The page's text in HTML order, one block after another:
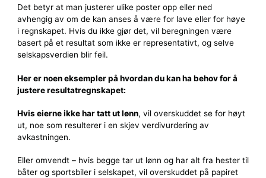
Det betyr at man justerer ulike poster opp eller ned
avhengig av om de kan anses å være for lave eller for høye
i regnskapet. Hvis du ikke gjør det, vil beregningen være
basert på et resultat som ikke er representativt, og selve
selskapsverdien blir feil.
Her er noen eksempler på hvordan du kan ha behov for å
justere resultatregnskapet:
Hvis eierne ikke har tatt ut lønn, vil overskuddet se for høyt
ut, noe som resulterer i en skjev verdivurdering av
avkastningen.
Eller omvendt – hvis begge tar ut lønn og har alt fra hester til
båter og sportsbiler i selskapet, vil overskuddet på papiret